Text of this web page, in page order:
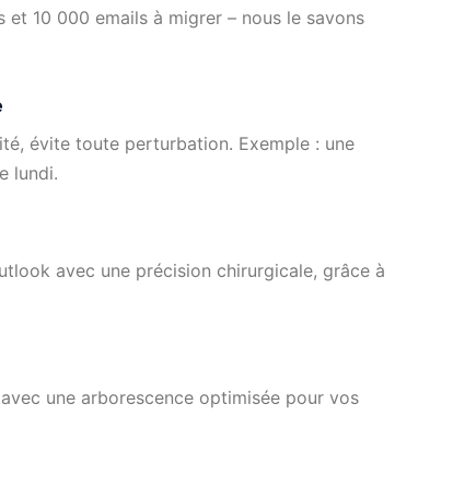
10 000 emails à migrer – nous le savons
évite toute perturbation. Exemple : une
lundi.
avec une précision chirurgicale, grâce à
une arborescence optimisée pour vos